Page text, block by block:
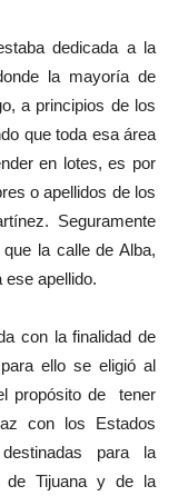
dedicada a la
la mayoría de
a principios de los
que toda esa área
en lotes, es por
o apellidos de los
Seguramente
la calle de Alba,
ese apellido.
con la finalidad de
ello se eligió al
propósito de tener
con los Estados
para la
de Tijuana y de la